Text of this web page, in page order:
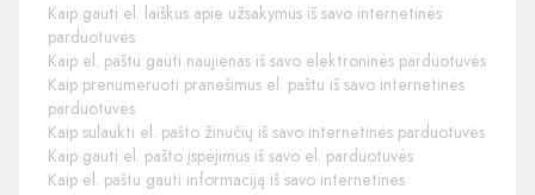
Kaip gauti el. laiškus apie užsakymus iš savo internetinės
parduotuvės
Kaip el. paštu gauti naujienas iš savo elektroninės parduotuvės
Kaip prenumeruoti pranešimus el. paštu iš savo internetinės
parduotuvės
Kaip sulaukti el. pašto žinučių iš savo internetinės parduotuvės
Kaip gauti el. pašto įspėjimus iš savo el. parduotuvės
Kaip el. paštu gauti informaciją iš savo internetinės